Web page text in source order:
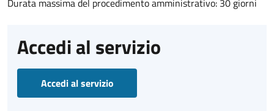
Accedi al servizio
Accedi al servizio